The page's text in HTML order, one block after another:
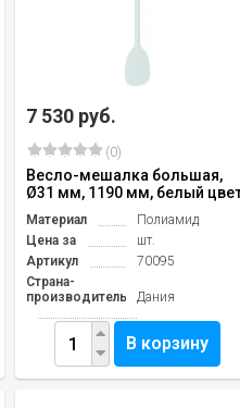
7 530 руб.
(0)
Весло-мешалка большая,
Ø31 мм, 1190 мм, белый
Материал
Полиамид
Цена за
шт.
Артикул
70095
Страна-
производитель
Дания
В корзину